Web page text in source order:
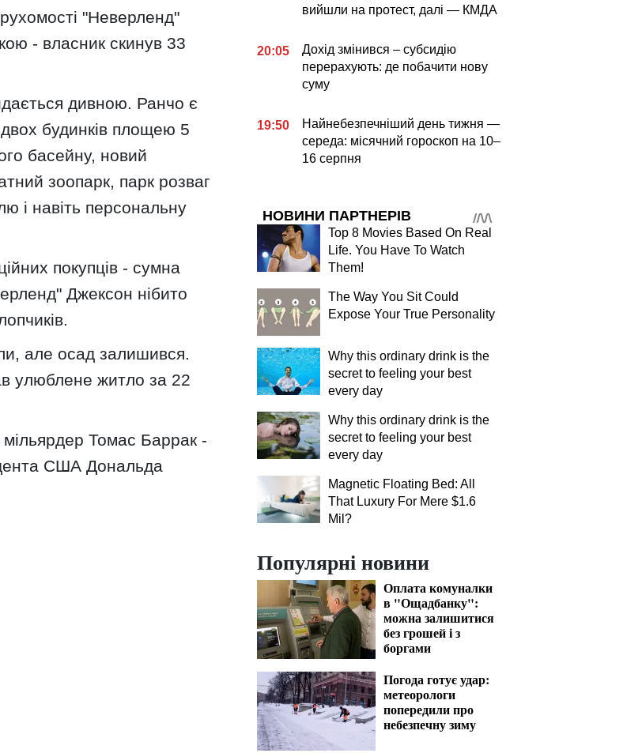
"Неверленд"
- власник скинув 33
дивною. Ранчо є
будинків площею 5
басейну, новий
зоопарк, парк розваг
і навіть персональну
покупців - сумна
Джексон нібито
але осад залишився.
улюблене житло за 22
Томас Баррак -
США Дональда
вийшли на протест, далі — КМДА
20:05
Дохід змінився – субсидію
перерахують: де побачити нову
суму
19:50
Найнебезпечніший день тижня —
середа: місячний гороскоп на 10–
16 серпня
НОВИНИ ПАРТНЕРІВ
Top 8 Movies Based On Real
Life. You Have To Watch
Them!
The Way You Sit Could
Expose Your True Personality
Why this ordinary drink is the
secret to feeling your best
every day
Why this ordinary drink is the
secret to feeling your best
every day
Magnetic Floating Bed: All
That Luxury For Mere $1.6
Mil?
Популярні новини
Оплата комуналки
в "Ощадбанку":
можна залишитися
без грошей і з
боргами
Погода готує удар:
метеорологи
попередили про
небезпечну зиму